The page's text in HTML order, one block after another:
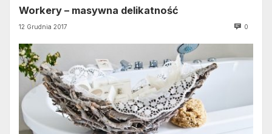
Workery – masywna delikatność
12 Grudnia 2017 0